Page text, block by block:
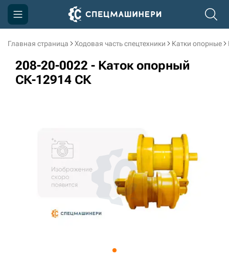
Главная страница Ходовая часть спецтехники Катки опорные
208-20-0022 - Каток опорный
СК-12914 СК
Компания
Акции
3D тур по производству
3D тур по складам
sksale@skdst.ru